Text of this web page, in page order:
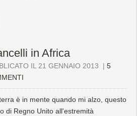
in Africa
IL 21 GENNAIO 2013 | 5
è in mente quando mi alzo, questo
di Regno Unito all'estremità